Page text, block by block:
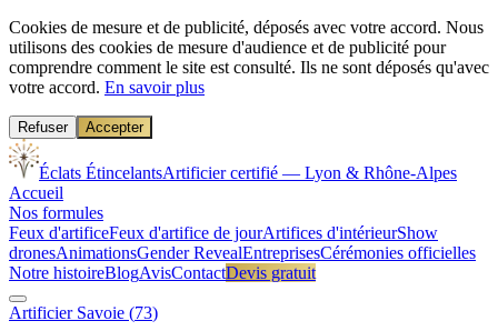
Cookies de mesure et de publicité, déposés avec votre accord. Nous
utilisons des cookies de mesure d'audience et de publicité pour
comprendre comment le site est consulté. Ils ne sont déposés qu'avec
votre accord. En savoir plus
Refuser Accepter
Éclats ÉtincelantsArtificier certifié — Lyon & Rhône-Alpes
Accueil
Nos formules
Feux d'artificeFeux d'artifice de jourArtifices d'intérieurShow
dronesAnimationsGender RevealEntreprisesCérémonies officielles
Notre histoireBlogAvisContactDevis gratuit
Artificier Savoie (73)